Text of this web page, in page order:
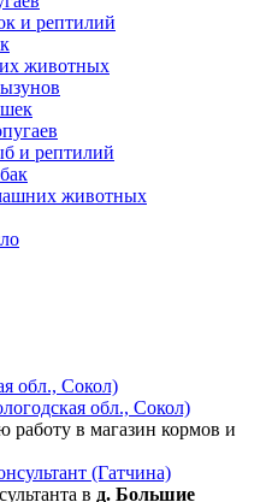
и рептилий
животных
и рептилий
животных
обл., Сокол)
работу в магазин кормов и
(Гатчина)
в д. Большие